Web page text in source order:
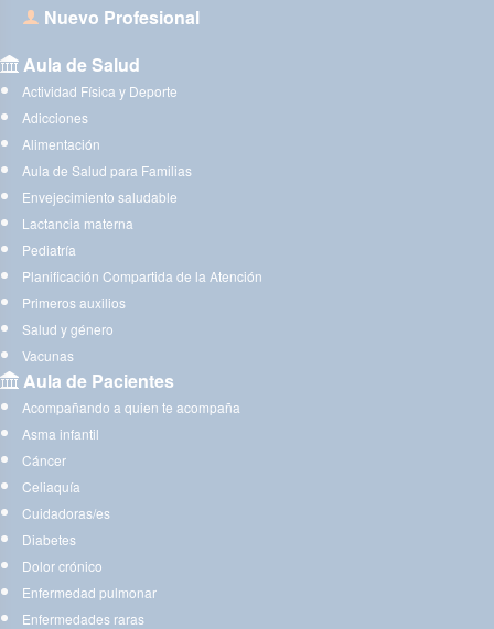
Nuevo Profesional
Aula de Salud
Actividad Física y Deporte
Adicciones
Alimentación
Aula de Salud para Familias
Envejecimiento saludable
Lactancia materna
Pediatría
Planificación Compartida de la Atención
Primeros auxilios
Salud y género
Vacunas
Aula de Pacientes
Acompañando a quien te acompaña
Asma infantil
Cáncer
Celiaquía
Cuidadoras/es
Diabetes
Dolor crónico
Enfermedad pulmonar
Enfermedades raras